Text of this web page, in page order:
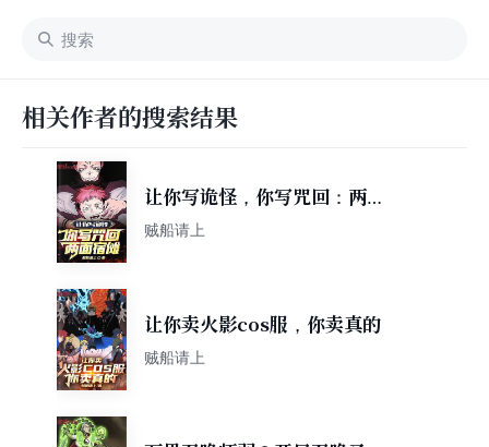
相关作者的搜索结果
让你写诡怪，你写咒回：两面
宿傩
贼船请上
让你卖火影cos服，你卖真的
贼船请上